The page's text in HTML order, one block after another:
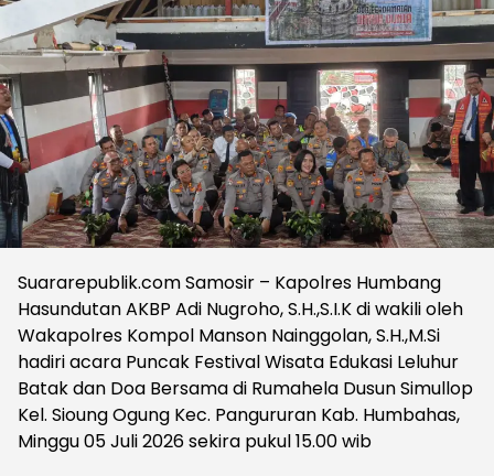
Suararepublik.com Samosir – Kapolres Humbang
Hasundutan AKBP Adi Nugroho, S.H.,S.I.K di wakili oleh
Wakapolres Kompol Manson Nainggolan, S.H.,M.Si
hadiri acara Puncak Festival Wisata Edukasi Leluhur
Batak dan Doa Bersama di Rumahela Dusun Simullop
Kel. Sioung Ogung Kec. Pangururan Kab. Humbahas,
Minggu 05 Juli 2026 sekira pukul 15.00 wib